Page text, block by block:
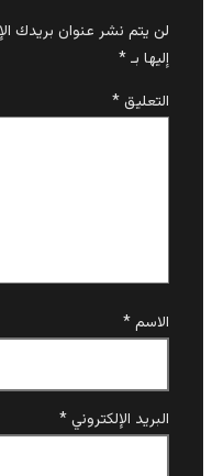
لن يتم نشر عنوان بريدك
إليها بـ*
التعليق*
الاسم*
البريد الإلكتروني*